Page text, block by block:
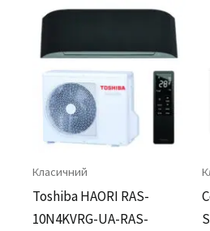
Класичний
Toshiba HAORI RAS-
10N4KVRG-UA-RAS-